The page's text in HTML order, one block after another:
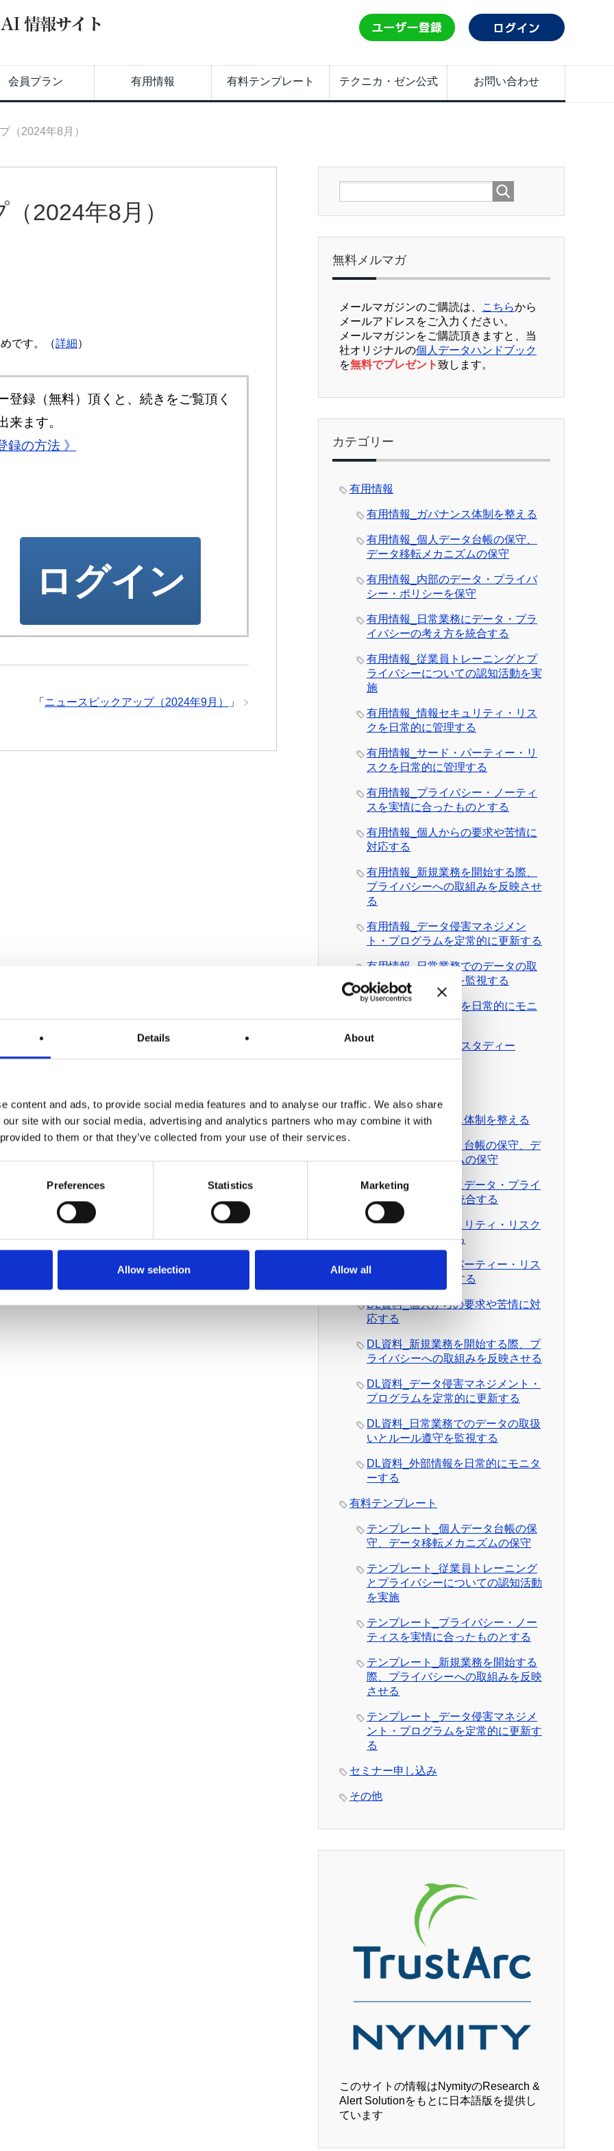
Details About
content and ads, to provide social media features and to analyse our traffic. We also share
site with our social media, advertising and analytics partners who may combine it with
to them or that they’ve collected from your use of their services.
Preferences Statistics Marketing
Allow selection Allow all
会員プラン 有用情報 有料テンプレート テクニカ・ゼン公式 お問い合わせ
（2024年8月）
2024年8月）
です。（詳細）
登録（無料）頂くと、続きをご覧頂く
来ます。
録の方法 》
ログイン
「 ニュースピックアップ（2024年9月） 」
無料メルマガ
メールマガジンのご購読は、 こちらから
メールアドレスをご入力ください。
メールマガジンをご購読頂きますと、当
社オリジナルの個人データハンドブック
を無料でプレゼント致します。
カテゴリー
有用情報
有用情報_ガバナンス体制を整える
有用情報_個人データ台帳の保守、
データ移転メカニズムの保守
有用情報_内部のデータ・プライバ
シー・ポリシーを保守
有用情報_日常業務にデータ・プラ
イバシーの考え方を統合する
有用情報_従業員トレーニングとプ
ライバシーについての認知活動を実
施
有用情報_情報セキュリティ・リス
クを日常的に管理する
有用情報_サード・パーティー・リ
スクを日常的に管理する
有用情報_プライバシー・ノーティ
スを実情に合ったものとする
有用情報_個人からの要求や苦情に
対応する
有用情報_新規業務を開始する際、
プライバシーへの取組みを反映させ
る
有用情報_データ侵害マネジメン
ト・プログラムを定常的に更新する
有用情報_日常業務でのデータの取
扱いとルール遵守を監視する
有用情報_外部情報を日常的にモニ
ターする
有用情報_ケース・スタディー
DL資料_ガバナンス体制を整える
DL資料_個人データ台帳の保守、デ
ータ移転メカニズムの保守
DL資料_日常業務にデータ・プライ
バシーの考え方を統合する
DL資料_情報セキュリティ・リスク
を日常的に管理する
DL資料_サード・パーティー・リス
クを日常的に管理する
DL資料_個人からの要求や苦情に対
応する
DL資料_新規業務を開始する際、プ
ライバシーへの取組みを反映させる
DL資料_データ侵害マネジメント・
プログラムを定常的に更新する
DL資料_日常業務でのデータの取扱
いとルール遵守を監視する
DL資料_外部情報を日常的にモニタ
ーする
有料テンプレート
テンプレート_個人データ台帳の保
守、データ移転メカニズムの保守
テンプレート_従業員トレーニング
とプライバシーについての認知活動
を実施
テンプレート_プライバシー・ノー
ティスを実情に合ったものとする
テンプレート_新規業務を開始する
際、プライバシーへの取組みを反映
させる
テンプレート_データ侵害マネジメ
ント・プログラムを定常的に更新す
る
セミナー申し込み
その他
このサイトの情報はNymityのResearch &
Alert Solutionをもとに日本語版を提供し
ています